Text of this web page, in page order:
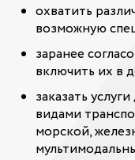
охватить
возможную
заранее
включить их в
заказать
видами
морской,